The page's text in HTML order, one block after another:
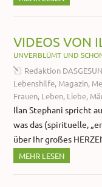
VIDEOS VON
UNVERBLÜMT UND
Redaktion
Lebenshilfe, Magazin,
Frauen, Leben, Liebe,
Ilan Stephani spricht
was das (spirituelle,
über Ihr großes
MEHR LESEN